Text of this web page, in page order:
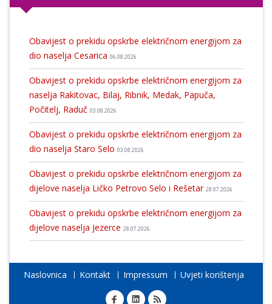
Obavijest o prekidu opskrbe električnom energijom za
dio naselja Cesarica 06.08.2026
Obavijest o prekidu opskrbe električnom energijom za
naselja Rakitovac, Bilaj, Ribnik, Medak, Papuča,
Počitelj, Raduč 03.08.2026
Obavijest o prekidu opskrbe električnom energijom za
dio naselja Staro Selo 03.08.2026
Obavijest o prekidu opskrbe električnom energijom za
dijelove naselja Ličko Petrovo Selo i Rešetar 28.07.2026
Obavijest o prekidu opskrbe električnom energijom za
dijelove naselja Jezerce 28.07.2026
Naslovnica Kontakt Impressum Uvjeti korištenja